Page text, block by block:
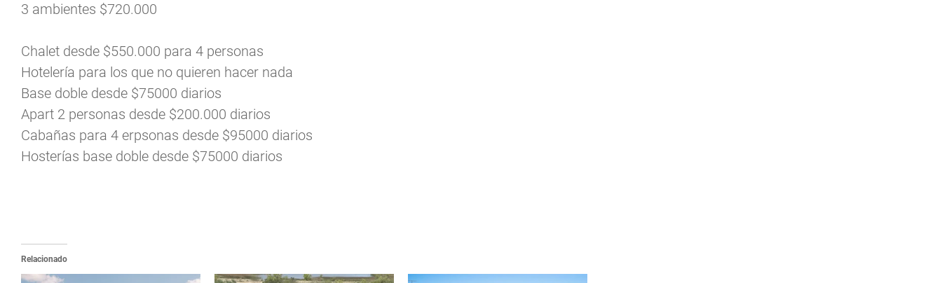
3 ambientes $720.000
Chalet desde $550.000 para 4 personas
Hotelería para los que no quieren hacer nada
Base doble desde $75000 diarios
Apart 2 personas desde $200.000 diarios
Cabañas para 4 erpsonas desde $95000 diarios
Hosterías base doble desde $75000 diarios
Relacionado